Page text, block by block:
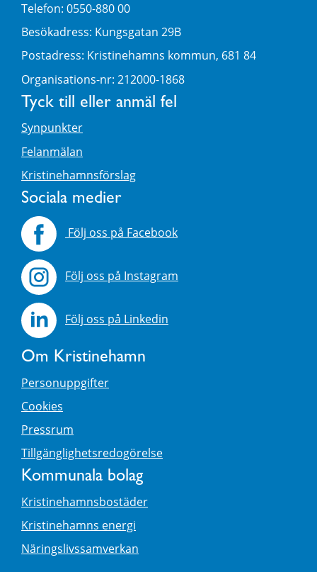
Telefon: 0550-880 00
Besökadress: Kungsgatan 29B
Postadress: Kristinehamns kommun, 681 84
Organisations-nr: 212000-1868
Tyck till eller anmäl fel
Synpunkter
Felanmälan
Kristinehamnsförslag
Sociala medier
Följ oss på Facebook
Följ oss på Instagram
Följ oss på Linkedin
Om Kristinehamn
Personuppgifter
Cookies
Pressrum
Tillgänglighetsredogörelse
Kommunala bolag
Kristinehamnsbostäder
Kristinehamns energi
Näringslivssamverkan